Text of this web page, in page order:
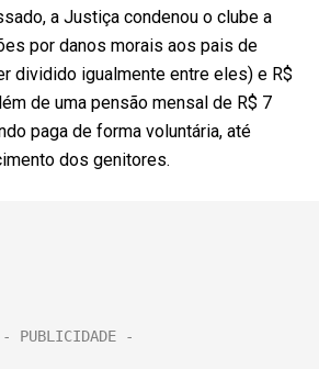
a Justiça condenou o clube a
por danos morais aos pais de
dividido igualmente entre eles) e R$
de uma pensão mensal de R$ 7
paga de forma voluntária, até
dos genitores.